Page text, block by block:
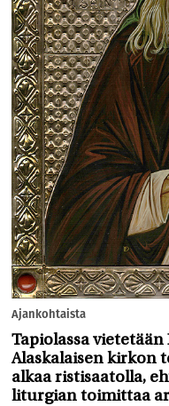
Ajankohtaista
Tapiolassa
Alaskalaisen kirkon
alkaa ristisaatolla,
liturgian toimittaa